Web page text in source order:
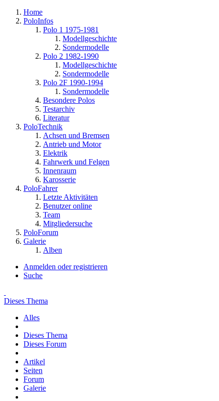
Home
PoloInfos
Polo 1 1975-1981
Modellgeschichte
Sondermodelle
Polo 2 1982-1990
Modellgeschichte
Sondermodelle
Polo 2F 1990-1994
Sondermodelle
Besondere Polos
Testarchiv
Literatur
PoloTechnik
Achsen und Bremsen
Antrieb und Motor
Elektrik
Fahrwerk und Felgen
Innenraum
Karosserie
PoloFahrer
Letzte Aktivitäten
Benutzer online
Team
Mitgliedersuche
PoloForum
Galerie
Alben
Anmelden oder registrieren
Suche
Dieses Thema
Alles
Dieses Thema
Dieses Forum
Artikel
Seiten
Forum
Galerie